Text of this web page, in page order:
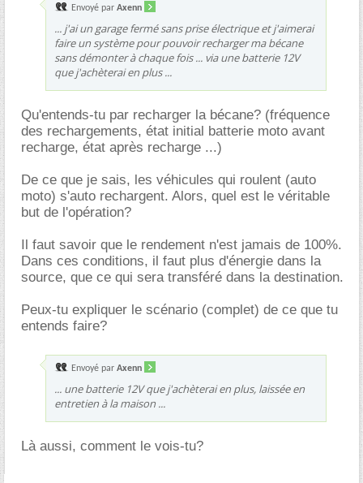
Envoyé par Axenn
... j'ai un garage fermé sans prise électrique et j'aimerai
faire un système pour pouvoir recharger ma bécane
sans démonter à chaque fois ... via une batterie 12V
que j'achèterai en plus ...
Qu'entends-tu par recharger la bécane? (fréquence
des rechargements, état initial batterie moto avant
recharge, état après recharge ...)
De ce que je sais, les véhicules qui roulent (auto
moto) s'auto rechargent. Alors, quel est le véritable
but de l'opération?
Il faut savoir que le rendement n'est jamais de 100%.
Dans ces conditions, il faut plus d'énergie dans la
source, que ce qui sera transféré dans la destination.
Peux-tu expliquer le scénario (complet) de ce que tu
entends faire?
Envoyé par Axenn
... une batterie 12V que j'achèterai en plus, laissée en
entretien à la maison ...
Là aussi, comment le vois-tu?